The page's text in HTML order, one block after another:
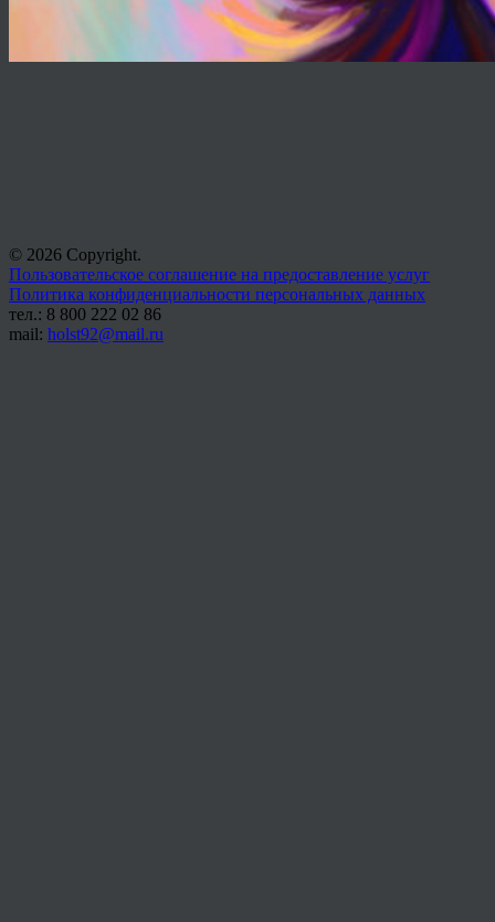
© 2026 Copyright.
Пользовательское соглашение на предоставление услуг
Политика конфиденциальности персональных данных
тел.: 8 800 222 02 86
mail: holst92@mail.ru